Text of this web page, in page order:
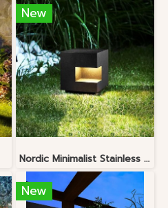
New
Nordic Minimalist Stainless Steel Lawn Lamp
New